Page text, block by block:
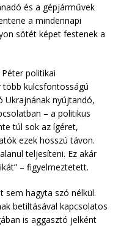
és a gépjárművek
a mindennapi
sötét képet festenek a
politikai
több kulcsfontosságú
Ukrajnának nyújtandó,
– a politikus
túl sok az ígéret,
ezek hosszú távon.
teljesíteni. Ez akár
– figyelmeztetett.
sem hagyta szó nélkül.
betiltásával kapcsolatos
is aggasztó jelként